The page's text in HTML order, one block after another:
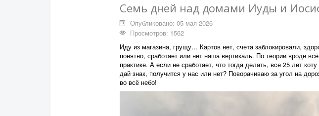
Семь дней над домами Иуды и
Опубликовано: 05 мая 2026
Просмотров: 1562
Иду из магазина, грущу… Картов нет, счета заблокировали,
понятно, сработает или нет наша вертикаль. По теории вроде
практике. А если не сработает, что тогда делать, все 25 лет
дай знак, получится у нас или нет? Поворачиваю за угол на
во всё небо!